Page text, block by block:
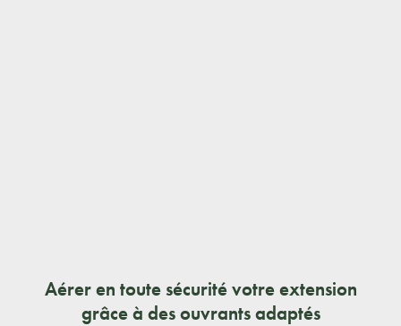
Aérer en toute sécurité votre extension
grâce à des ouvrants adaptés